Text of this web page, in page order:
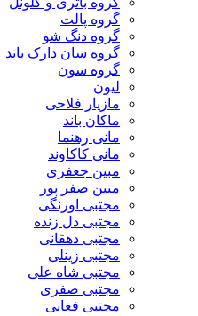
گروه پالت
گروه دنگ شو
گروه سان دارک باند
گروه سون
لیون
مازیار فلاحی
ماکان باند
مانی رهنما
مانی کاکاوند
مبین جعفری
متین صفر پور
مجتبی اورنگی
مجتبی دل زنده
مجتبی دهقانی
مجتبی زینلی
مجتبی شاه علی
مجتبی صفری
مجتبی فغانی